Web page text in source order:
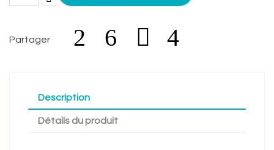
Partager
Description
Détails du produit